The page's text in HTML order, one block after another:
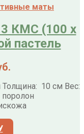
маты
КМС (100 х
пастель
10 см Вес:
поролон